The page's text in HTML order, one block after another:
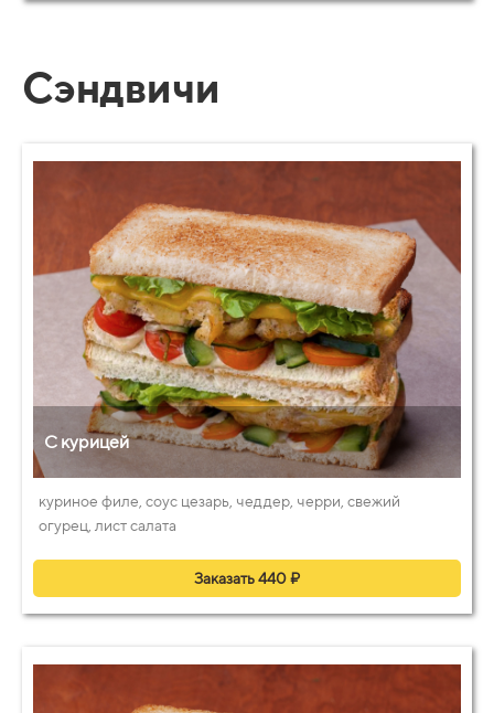
Сэндвичи
С курицей
куриное филе, соус цезарь, чеддер, черри, свежий
огурец, лист салата
Заказать 440 ₽